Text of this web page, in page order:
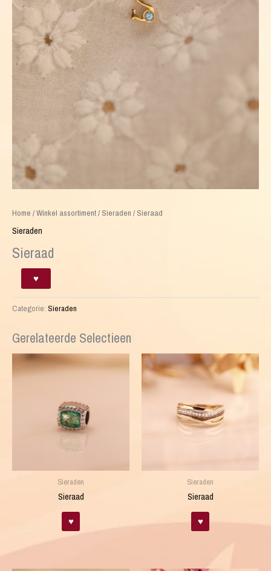
Home /Winkel assortiment/ Sieraden / Sieraad
Sieraden
Sieraad
Sieraad
aantal
♥
Categorie: Sieraden
Gerelateerde Selectieen
Sieraden
Sieraad
♥
Sieraden
Sieraad
♥